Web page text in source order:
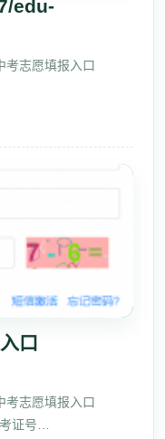
edu-
考志愿填报入口
stu/stuLogin 准考证
口
考志愿填报入口
证号